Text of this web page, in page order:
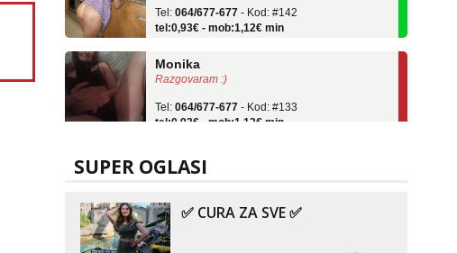
tel:0,93€ - mob:1,12€ min
Razgovaram :)
Tel:064/677-677
tel:0,93€ - mob:1,12€ min
Obavijesti me kada se oslobodi
Čekam tvoj poziv!
tel:0,93€ - mob:1,12€ min
Zara
SUPER OGLASI
✅ CURA ZA SVE ✅